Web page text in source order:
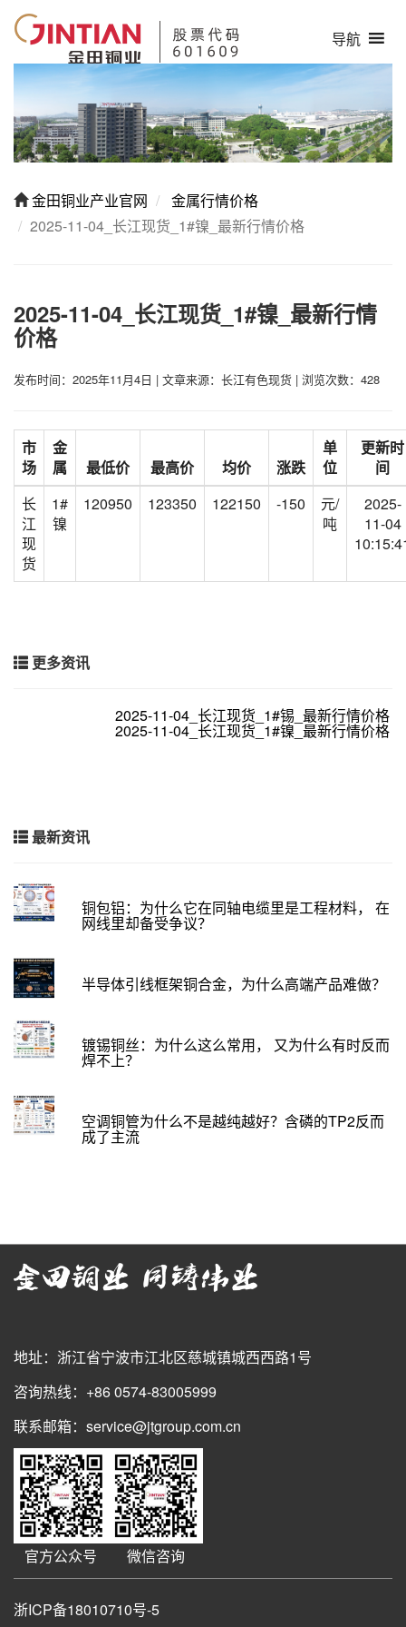
导航
金田铜业产业官网
金属行情价格
2025-11-04_长江现货_1#镍_最新行情价格
2025-11-04_长江现货_1#镍_最新行情
价格
发布时间：2025年11月4日 | 文章来源：长江有色现货 | 浏览次数：428
市
场
金
属
最低价 最高价 均价 涨跌
单
位
更新时
间
长
江
现
货
1#
镍
120950 123350 122150 -150
元/
吨
2025-
11-04
更多资讯
2025-11-04_长江现货_1#锡_最新行情价格
2025-11-04_长江现货_1#镍_最新行情价格
最新资讯
铜包铝：为什么它在同轴电缆里是工程材料， 在
网线里却备受争议？
半导体引线框架铜合金，为什么高端产品难做？
镀锡铜丝：为什么这么常用， 又为什么有时反而
焊不上？
空调铜管为什么不是越纯越好？含磷的TP2反而
成了主流
地址：浙江省宁波市江北区慈城镇城西西路1号
咨询热线：+86 0574-83005999
联系邮箱：service@jtgroup.com.cn
官方公众号 微信咨询
浙ICP备18010710号-5